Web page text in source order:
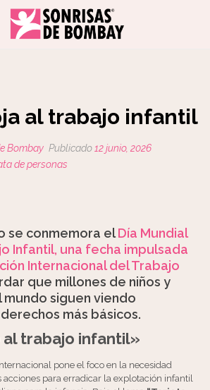
al trabajo infantil
Bombay Publicado 12 junio, 2026
de personas
se conmemora elDía Mundial
Infantil, una fecha impulsada
Internacional del Trabajo
que millones de niños y
mundo siguen viendo
más básicos.
al trabajo infantil»
pone el foco en la necesidad
acciones para erradicar la explotación infantil